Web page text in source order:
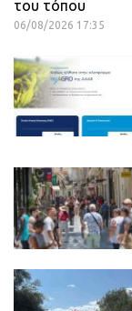
του τόπου
06/08/2026 17:35